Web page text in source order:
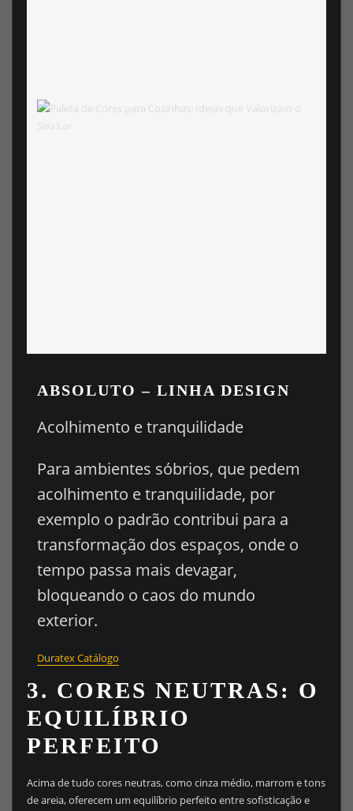
ABSOLUTO – LINHA DESIGN
Acolhimento e tranquilidade
Para ambientes sóbrios, que pedem
acolhimento e tranquilidade, por
exemplo o padrão contribui para a
transformação dos espaços, onde o
tempo passa mais devagar,
bloqueando o caos do mundo
exterior.
Duratex Catálogo
3. CORES NEUTRAS: O
EQUILÍBRIO
PERFEITO
Acima de tudo cores neutras, como cinza médio, marrom e tons
de areia, oferecem um equilíbrio perfeito entre sofisticação e